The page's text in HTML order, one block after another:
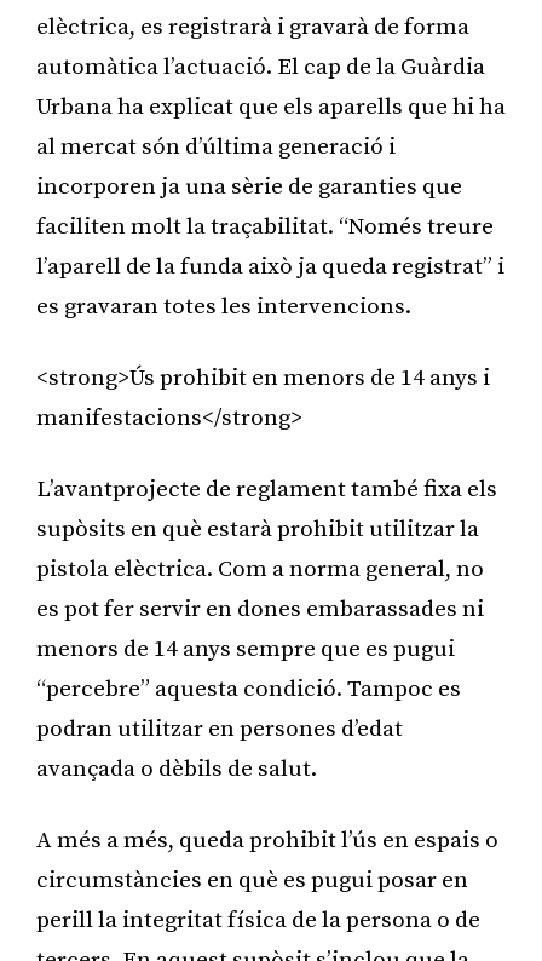
elèctrica, es registrarà i gravarà de forma
automàtica l’actuació. El cap de la Guàrdia
Urbana ha explicat que els aparells que hi ha
al mercat són d’última generació i
incorporen ja una sèrie de garanties que
faciliten molt la traçabilitat. “Només treure
l’aparell de la funda això ja queda registrat” i
es gravaran totes les intervencions.
<strong>Ús prohibit en menors de 14 anys i
manifestacions</strong>
L’avantprojecte de reglament també fixa els
supòsits en què estarà prohibit utilitzar la
pistola elèctrica. Com a norma general, no
es pot fer servir en dones embarassades ni
menors de 14 anys sempre que es pugui
“percebre” aquesta condició. Tampoc es
podran utilitzar en persones d’edat
avançada o dèbils de salut.
A més a més, queda prohibit l’ús en espais o
circumstàncies en què es pugui posar en
perill la integritat física de la persona o de